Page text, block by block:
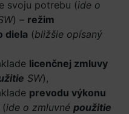
svoju potrebu (ide o
) – režim
diela (bližšie opísaný
licenčnej zmluvy
SW),
prevodu výkonu
(ide o zmluvné použitie